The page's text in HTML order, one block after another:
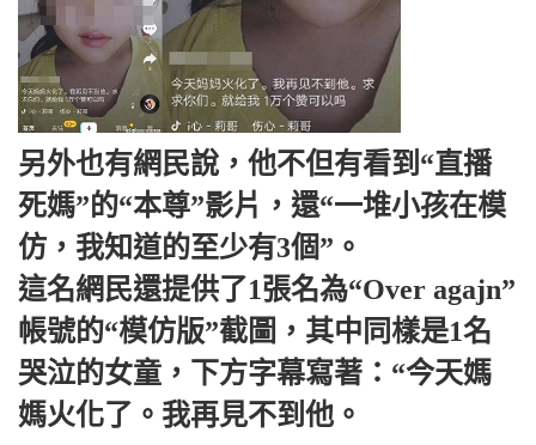
另外也有網民說，他不但有看到“直播
死媽”的“本尊”影片，還“一堆小孩在模
仿，我知道的至少有3個”。
這名網民還提供了1張名為“Over agajn”
帳號的“模仿版”截圖，其中同樣是1名
哭泣的女童，下方字幕寫著：“今天媽
媽火化了。我再見不到他。